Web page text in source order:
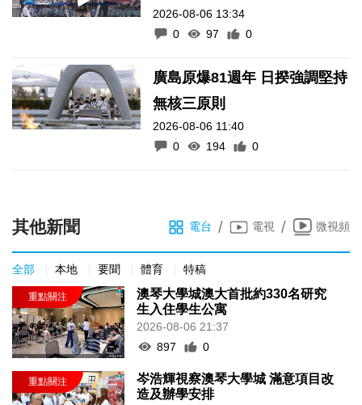
2026-08-06 13:34
0
97 0
廣島原爆81週年 日揆強調堅持
無核三原則
2026-08-06 11:40
0
194 0
其他新聞 電台 / 電視 / 微視頻
全部 本地 要聞 體育 特稿
澳琴大學城澳大首批約330名研究
生入住學生公寓
2026-08-06 21:37
897
0
岑浩輝視察澳琴大學城 滿意項目改
造及辦學安排